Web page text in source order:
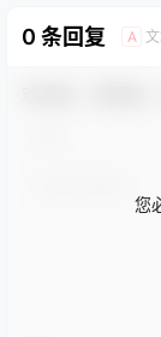
0 条回复 A
您